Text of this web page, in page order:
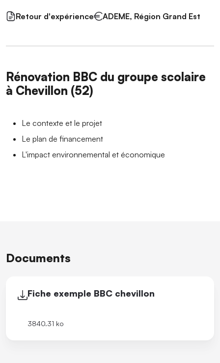
Retour d'expérience ADEME, Région Grand Est
Rénovation BBC du groupe scolaire
à Chevillon (52)
Le contexte et le projet
Le plan de financement
L'impact environnemental et économique
Documents
Fiche exemple BBC chevillon
3840.31 ko